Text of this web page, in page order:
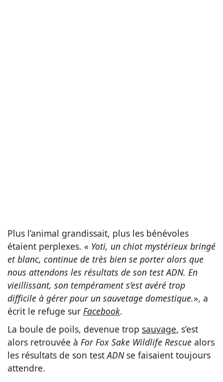
Plus l’animal grandissait, plus les bénévoles
étaient perplexes. « Yoti, un chiot mystérieux bringé
et blanc, continue de très bien se porter alors que
nous attendons les résultats de son test ADN. En
vieillissant, son tempérament s’est avéré trop
difficile à gérer pour un sauvetage domestique.», a
écrit le refuge sur Facebook.
La boule de poils, devenue trop sauvage, s’est
alors retrouvée à For Fox Sake Wildlife Rescue alors
les résultats de son testADNse faisaient toujours
attendre.